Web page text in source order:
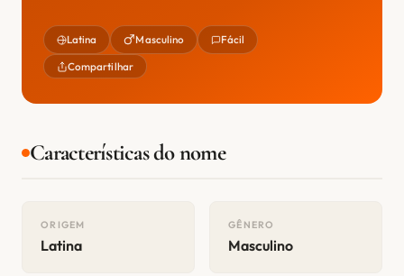
Latina Masculino Fácil
Compartilhar
Características do nome
ORIGEM
Latina
GÊNERO
Masculino